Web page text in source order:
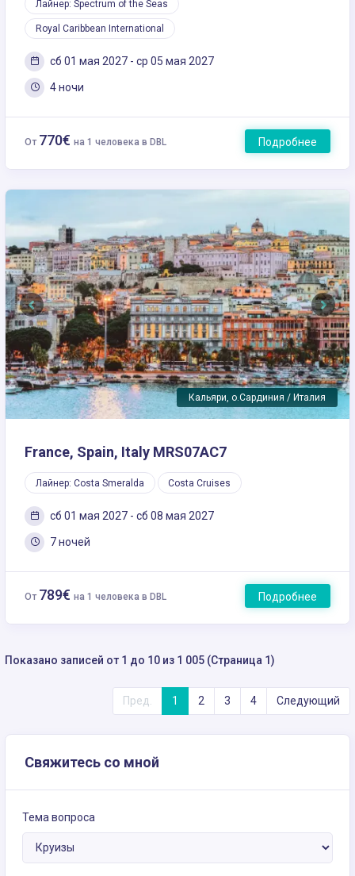
Лайнер: Spectrum of the Seas
Royal Caribbean International
сб 01 мая 2027 - ср 05 мая 2027
4 ночи
От 770€ на 1 человека в DBL Подробнее
Кальяри, о.Сардиния / Италия
Previous Next
France, Spain, Italy MRS07AC7
Лайнер: Costa Smeralda Costa Cruises
сб 01 мая 2027 - сб 08 мая 2027
7 ночей
От 789€ на 1 человека в DBL Подробнее
Показано записей от 1 до 10 из 1 005 (Страница 1)
Пред. 1 2 3 4 Следующий
Свяжитесь со мной
Тема вопроса